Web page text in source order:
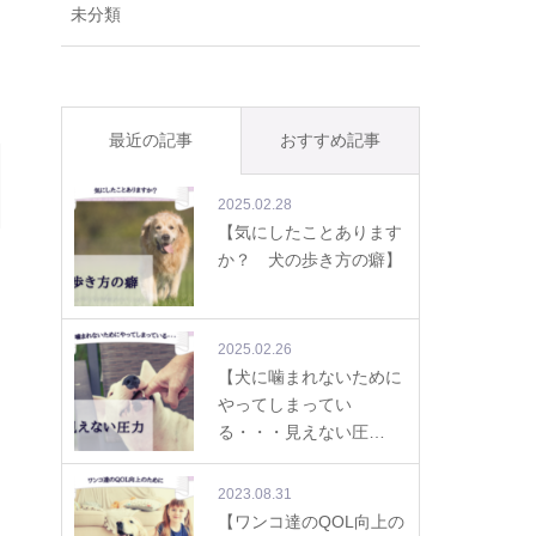
未分類
最近の記事 おすすめ記事
2025.02.28
【気にしたことあります
か？ 犬の歩き方の癖】
2025.02.26
【犬に噛まれないために
やってしまってい
る・・・見えない圧…
2023.08.31
【ワンコ達のQOL向上の